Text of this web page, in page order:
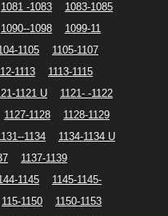
1081 -1083
1083-1085
1090--1098
1099-11
1105
1105-1107
1113
1113-1115
1121 U
1121- -1122
1127-1128
1128-1129
1134
1134-1134 U
1137-1139
1145
1145-1145-
115-1150
1150-1153